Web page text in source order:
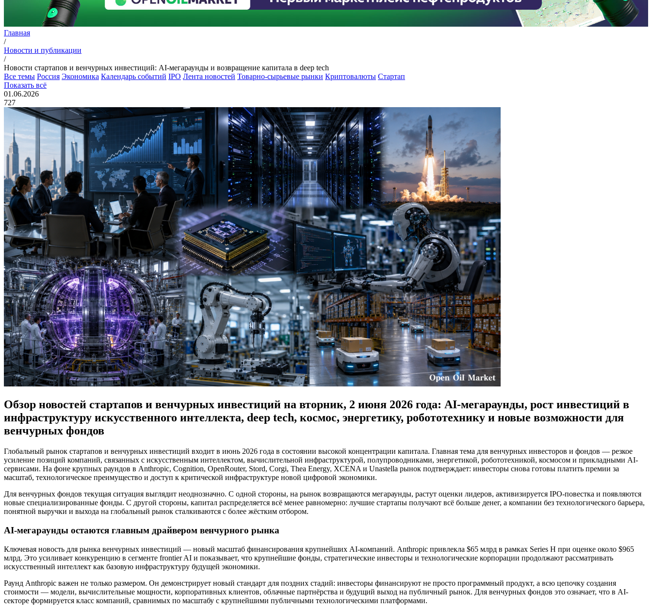
Главная
/
Новости и публикации
/
Новости стартапов и венчурных инвестиций: AI-мегараунды и возвращение капитала в deep tech
Все темы Россия Экономика Календарь событий IPO Лента новостей Товарно-сырьевые рынки Криптовалюты Стартап
Показать всё
01.06.2026
727
Обзор новостей стартапов и венчурных инвестиций на вторник, 2 июня 2026 года: AI-мегараунды, рост инвестиций в
инфраструктуру искусственного интеллекта, deep tech, космос, энергетику, робототехнику и новые возможности для
венчурных фондов
Глобальный рынок стартапов и венчурных инвестиций входит в июнь 2026 года в состоянии высокой концентрации капитала. Главная тема для венчурных инвесторов и фондов — резкое
усиление позиций компаний, связанных с искусственным интеллектом, вычислительной инфраструктурой, полупроводниками, энергетикой, робототехникой, космосом и прикладными AI-
сервисами. На фоне крупных раундов в Anthropic, Cognition, OpenRouter, Stord, Corgi, Thea Energy, XCENA и Unastella рынок подтверждает: инвесторы снова готовы платить премии за
масштаб, технологическое преимущество и доступ к критической инфраструктуре новой цифровой экономики.
Для венчурных фондов текущая ситуация выглядит неоднозначно. С одной стороны, на рынок возвращаются мегараунды, растут оценки лидеров, активизируется IPO-повестка и появляются
новые специализированные фонды. С другой стороны, капитал распределяется всё менее равномерно: лучшие стартапы получают всё больше денег, а компании без технологического барьера,
понятной выручки и выхода на глобальный рынок сталкиваются с более жёстким отбором.
AI-мегараунды остаются главным драйвером венчурного рынка
Ключевая новость для рынка венчурных инвестиций — новый масштаб финансирования крупнейших AI-компаний. Anthropic привлекла $65 млрд в рамках Series H при оценке около $965
млрд. Это усиливает конкуренцию в сегменте frontier AI и показывает, что крупнейшие фонды, стратегические инвесторы и технологические корпорации продолжают рассматривать
искусственный интеллект как базовую инфраструктуру будущей экономики.
Раунд Anthropic важен не только размером. Он демонстрирует новый стандарт для поздних стадий: инвесторы финансируют не просто программный продукт, а всю цепочку создания
стоимости — модели, вычислительные мощности, корпоративных клиентов, облачные партнёрства и будущий выход на публичный рынок. Для венчурных фондов это означает, что в AI-
секторе формируется класс компаний, сравнимых по масштабу с крупнейшими публичными технологическими платформами.